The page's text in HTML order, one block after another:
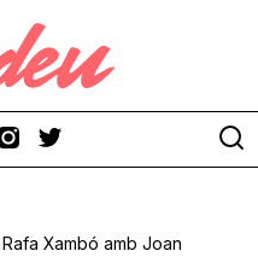
Xambó amb Joan